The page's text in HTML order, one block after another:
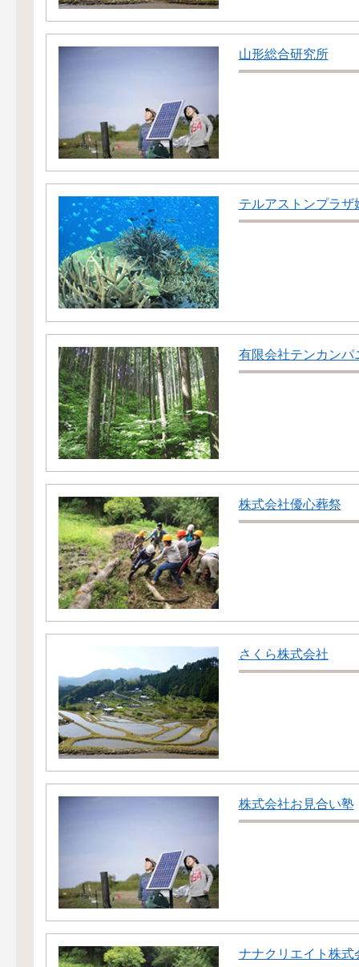
山形総合研究所
テルアストンプラザ
有限会社テンカンパ
株式会社優心葬祭
さくら株式会社
株式会社お見合い塾
ナナクリエイト株式